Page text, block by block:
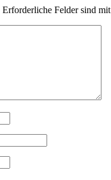
Erforderliche Felder sind mit